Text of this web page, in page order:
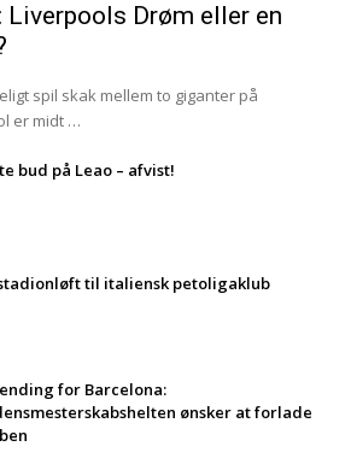
Liverpools Drøm eller en
spil skak mellem to giganter på
er midt …
bud på Leao – afvist!
til italiensk petoligaklub
for Barcelona:
ønsker at forlade